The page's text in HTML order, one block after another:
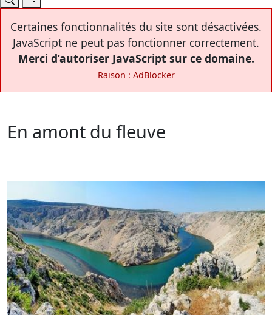
Certaines fonctionnalités du site sont désactivées.
JavaScript ne peut pas fonctionner correctement.
Merci d’autoriser JavaScript sur ce domaine.
Raison : AdBlocker
En amont du fleuve